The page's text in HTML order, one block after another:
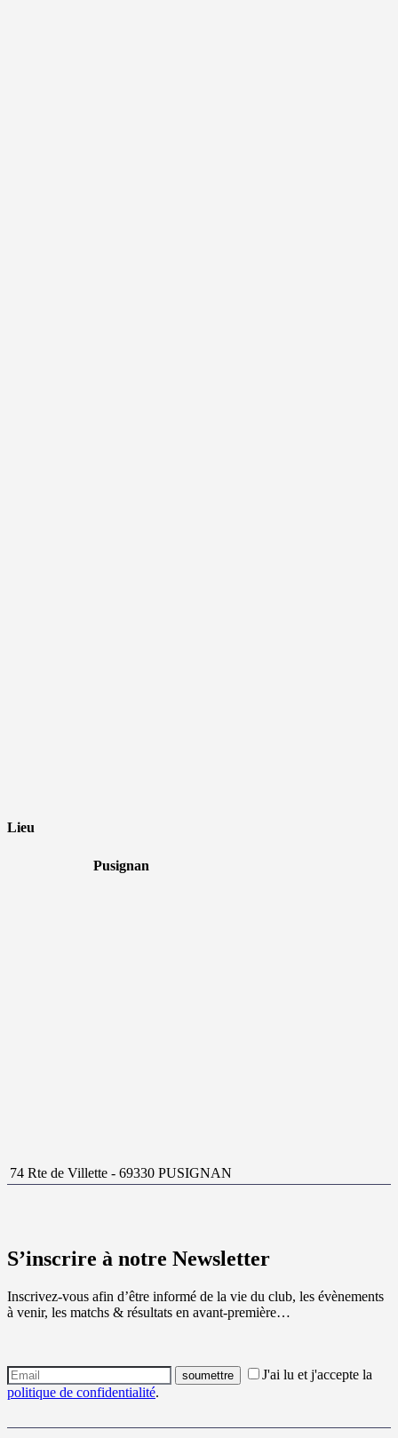
Lieu
Pusignan
74 Rte de Villette - 69330 PUSIGNAN
S’inscrire à notre Newsletter
Inscrivez-vous afin d’être informé de la vie du club, les évènements
à venir, les matchs & résultats en avant-première…
J'ai lu et j'accepte la
politique de confidentialité.